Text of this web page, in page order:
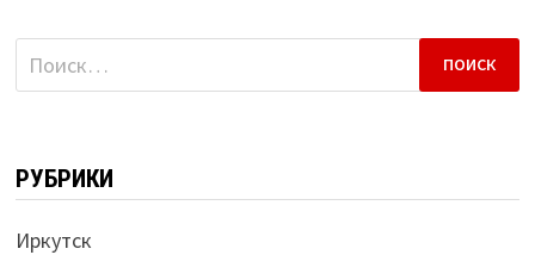
Найти:
РУБРИКИ
Иркутск